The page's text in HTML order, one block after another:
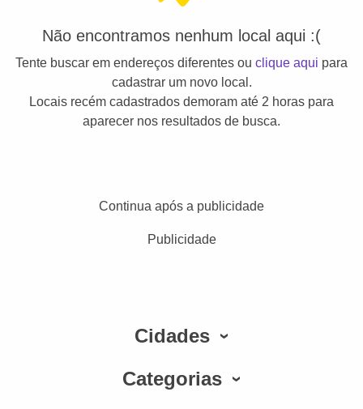
Não encontramos nenhum local aqui :(
Tente buscar em endereços diferentes ou clique aqui para
cadastrar um novo local.
Locais recém cadastrados demoram até 2 horas para
aparecer nos resultados de busca.
Continua após a publicidade
Publicidade
Cidades
Categorias